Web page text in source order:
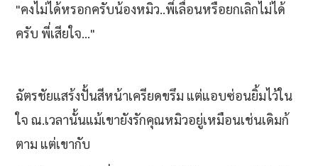
"คงไม่ได้หรอกครับน้องหมิว..พี่เลื่อนหรือยกเลิกไม่ได้
ครับ พี่เสียใจ..."
ฉัตรชัยแสร้งปั้นสีหน้าเครียดขรึม แต่แอบซ่อนยิ้มไว้ใน
ใจ ณ.เวลานั้นแม้เขายังรักคุณหมิวอยู่เหมือนเช่นเดิมก้
ตาม แต่เขากับ